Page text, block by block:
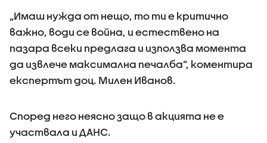
„Имаш нужда от нещо, то ти е критично
важно, води се война, и естествено на
пазара всеки предлага и използва момента
да извлече максимална печалба”, коментира
експертът доц. Милен Иванов.
Според него неясно защо в акцията не е
участвала и ДАНС.